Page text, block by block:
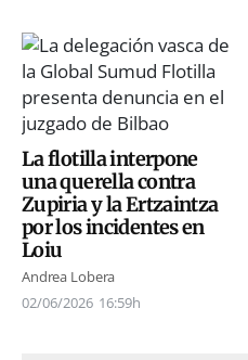
La flotilla interpone
una querella contra
Zupiria y la Ertzaintza
por los incidentes en
Loiu
Andrea Lobera
02/06/2026 16:59h